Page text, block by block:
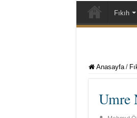
Fıkıh
Anasayfa /
Umre